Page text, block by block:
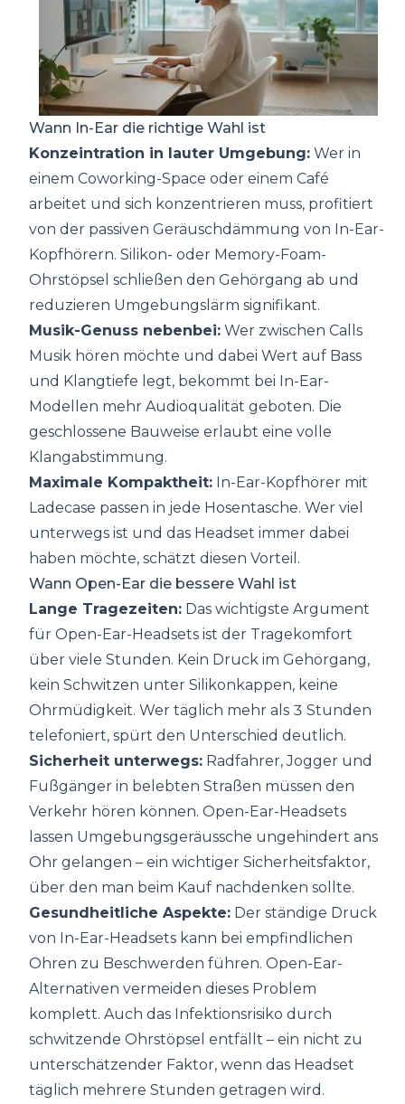
Wann In-Ear die richtige Wahl ist
Konzeintration in lauter Umgebung: Wer in
einem Coworking-Space oder einem Café
arbeitet und sich konzentrieren muss, profitiert
von der passiven Geräuschdämmung von In-Ear-
Kopfhörern. Silikon- oder Memory-Foam-
Ohrstöpsel schließen den Gehörgang ab und
reduzieren Umgebungslärm signifikant.
Musik-Genuss nebenbei: Wer zwischen Calls
Musik hören möchte und dabei Wert auf Bass
und Klangtiefe legt, bekommt bei In-Ear-
Modellen mehr Audioqualität geboten. Die
geschlossene Bauweise erlaubt eine volle
Klangabstimmung.
Maximale Kompaktheit: In-Ear-Kopfhörer mit
Ladecase passen in jede Hosentasche. Wer viel
unterwegs ist und das Headset immer dabei
haben möchte, schätzt diesen Vorteil.
Wann Open-Ear die bessere Wahl ist
Lange Tragezeiten: Das wichtigste Argument
für Open-Ear-Headsets ist der Tragekomfort
über viele Stunden. Kein Druck im Gehörgang,
kein Schwitzen unter Silikonkappen, keine
Ohrmüdigkeit. Wer täglich mehr als 3 Stunden
telefoniert, spürt den Unterschied deutlich.
Sicherheit unterwegs: Radfahrer, Jogger und
Fußgänger in belebten Straßen müssen den
Verkehr hören können. Open-Ear-Headsets
lassen Umgebungsgeräussche ungehindert ans
Ohr gelangen – ein wichtiger Sicherheitsfaktor,
über den man beim Kauf nachdenken sollte.
Gesundheitliche Aspekte: Der ständige Druck
von In-Ear-Headsets kann bei empfindlichen
Ohren zu Beschwerden führen. Open-Ear-
Alternativen vermeiden dieses Problem
komplett. Auch das Infektionsrisiko durch
schwitzende Ohrstöpsel entfällt – ein nicht zu
unterschätzender Faktor, wenn das Headset
täglich mehrere Stunden getragen wird.